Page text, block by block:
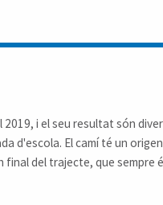
2019, i el seu resultat són
d'escola. El camí té un
final del trajecte, que sempre